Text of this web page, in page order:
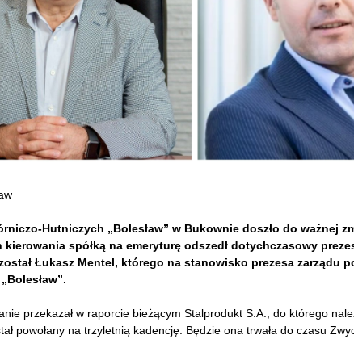
Hutniczych „Bolesław” w Bukownie doszło do ważnej
kierowania spółką na emeryturę odszedł dotychczasowy
Łukasz Mentel, którego na stanowisko prezesa zarządu
przekazał w raporcie bieżącym Stalprodukt S.A., do którego
powołany na trzyletnią kadencję. Będzie ona trwała do czasu